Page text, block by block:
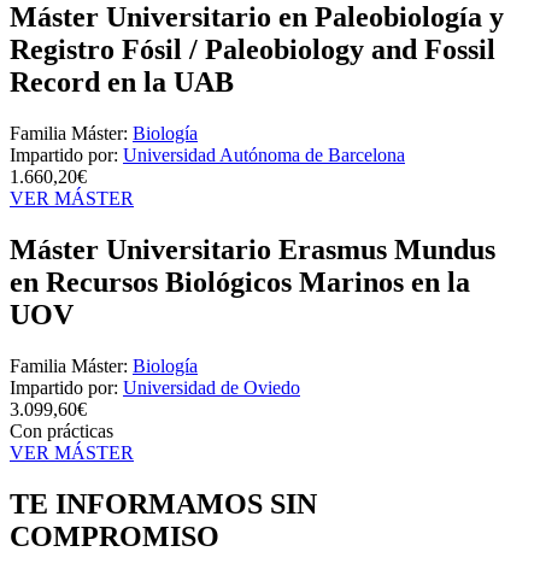
Máster Universitario en Paleobiología y
Registro Fósil / Paleobiology and Fossil
Record en la UAB
Familia Máster: Biología
Impartido por: Universidad Autónoma de Barcelona
1.660,20€
VER MÁSTER
Máster Universitario Erasmus Mundus
en Recursos Biológicos Marinos en la
UOV
Familia Máster: Biología
Impartido por: Universidad de Oviedo
3.099,60€
Con prácticas
VER MÁSTER
TE INFORMAMOS SIN
COMPROMISO